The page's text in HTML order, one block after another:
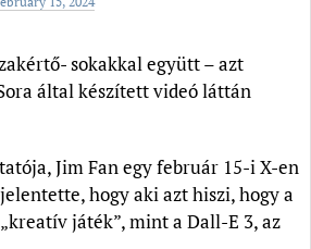
sokakkal együtt – azt
által készített videó láttán
Jim Fan egy február 15-i X-en
hogy aki azt hiszi, hogy a
játék”, mint a Dall-E 3, az